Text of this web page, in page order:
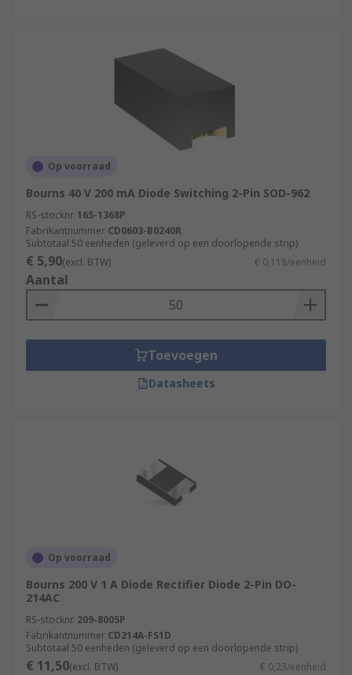
Op voorraad
Bourns 40 V 200 mA Diode Switching 2-Pin SOD-962
RS-stocknr. 165-1368P
Fabrikantnummer CD0603-B0240R
Subtotaal 50 eenheden (geleverd op een doorlopende strip)
€ 5,90(excl. BTW) € 0,118/eenheid
Aantal
Toevoegen
Datasheets
Op voorraad
Bourns 200 V 1 A Diode Rectifier Diode 2-Pin DO-
214AC
RS-stocknr. 209-8005P
Fabrikantnummer CD214A-FS1D
Subtotaal 50 eenheden (geleverd op een doorlopende strip)
€ 11,50(excl. BTW) € 0,23/eenheid